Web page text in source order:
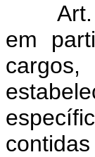
em
cargos,